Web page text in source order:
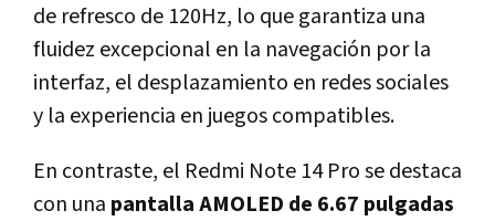
de refresco de 120Hz, lo que garantiza una
fluidez excepcional en la navegación por la
interfaz, el desplazamiento en redes sociales
y la experiencia en juegos compatibles.
En contraste, el Redmi Note 14 Pro se destaca
con una pantalla AMOLED de 6.67 pulgadas